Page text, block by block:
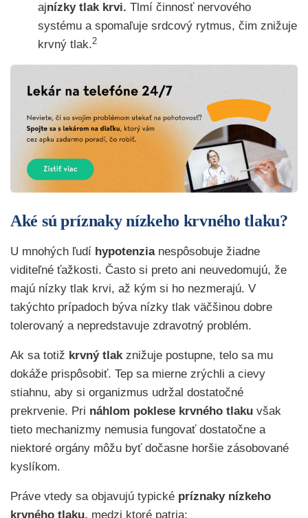
ajnízky tlak krvi. Tlmí činnosť nervového
systému a spomaľuje srdcový rytmus, čim znižuje
krvný tlak.2
Aké sú príznaky nízkeho krvného tlaku?
U mnohých ľudí hypotenzia nespôsobuje žiadne
viditeľné ťažkosti. Často si preto ani neuvedomujú, že
majú nízky tlak krvi, až kým si ho nezmerajú. V
takýchto prípadoch býva nízky tlak väčšinou dobre
tolerovaný a nepredstavuje zdravotný problém.
Ak sa totiž krvný tlak znižuje postupne, telo sa mu
dokáže prispôsobiť. Tep sa mierne zrýchli a cievy
stiahnu, aby si organizmus udržal dostatočné
prekrvenie. Pri náhlom poklese krvného tlaku však
tieto mechanizmy nemusia fungovať dostatočne a
niektoré orgány môžu byť dočasne horšie zásobované
kyslíkom.
Práve vtedy sa objavujú typické príznaky nízkeho
krvného tlaku, medzi ktoré patria: